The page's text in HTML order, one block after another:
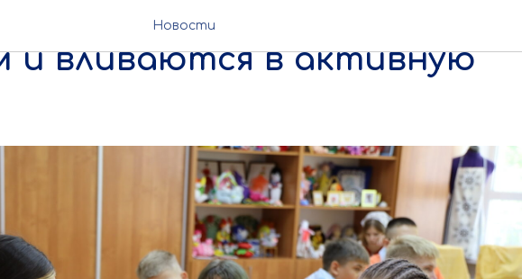
Новости
8 смены знакомятся с
и вливаются в активную